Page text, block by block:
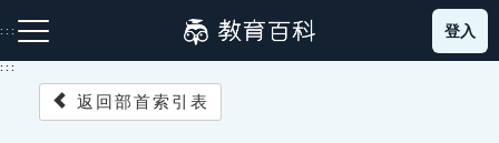
到
主
::: 登入
:::
返回部首索引表